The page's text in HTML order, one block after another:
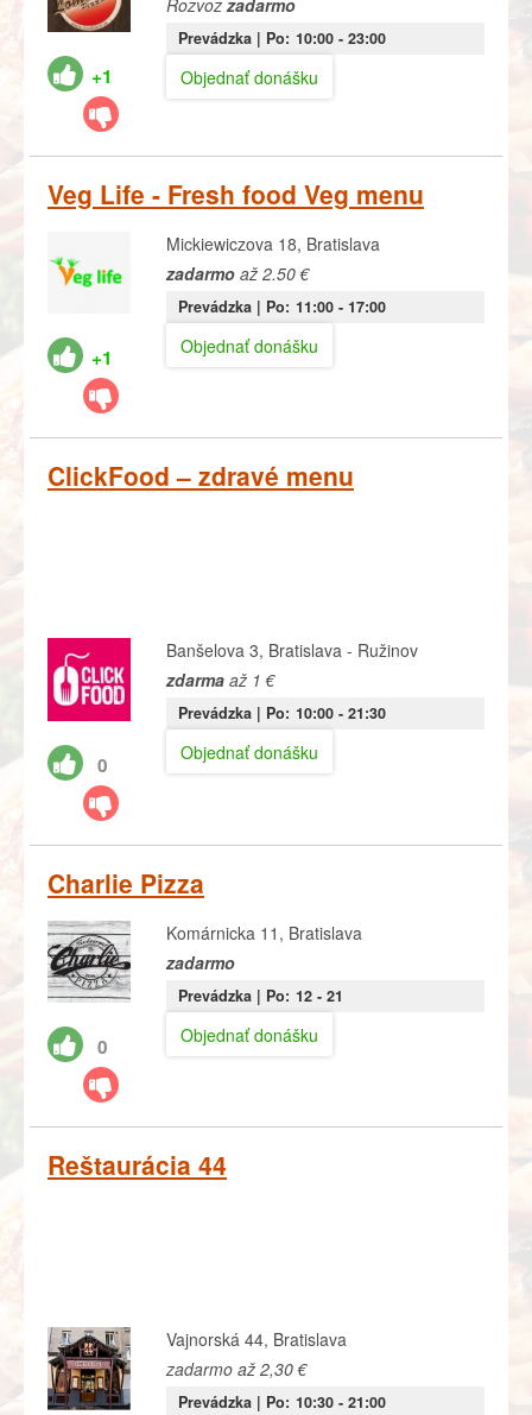
+1
Rozvoz zadarmo
Prevádzka | Po: 10:00- 23:00
Objednať donášku
Veg Life - Fresh food Veg menu
+1
Mickiewiczova 18, Bratislava
zadarmoaž 2.50 €
Prevádzka | Po: 11:00- 17:00
Objednať donášku
ClickFood – zdravé menu
0
Banšelova 3, Bratislava - Ružinov
zdarmaaž 1 €
Prevádzka | Po: 10:00- 21:30
Objednať donášku
Charlie Pizza
0
Komárnicka 11, Bratislava
zadarmo
Prevádzka | Po: 12- 21
Objednať donášku
Reštaurácia 44
Vajnorská 44, Bratislava
zadarmo až 2,30 €
Prevádzka | Po: 10:30- 21:00